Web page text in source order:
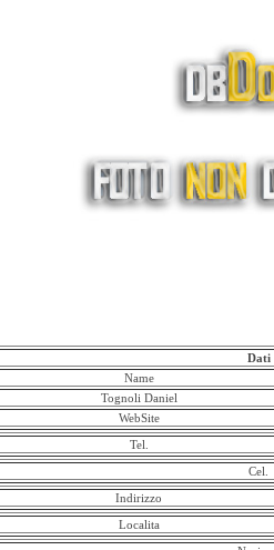
Dati
Name
Tognoli Daniel
WebSite
Tel.
Cel.
Indirizzo
Localita